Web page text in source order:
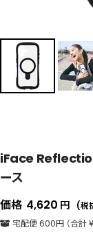
iFace
ース
価格 セ
ー
4,620 円 (税
宅配便 600円 （合計